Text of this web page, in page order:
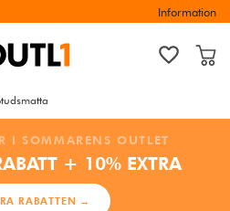
Information
I SOMMARENS OUTLET
+ 10% EXTRA
RABATTEN →